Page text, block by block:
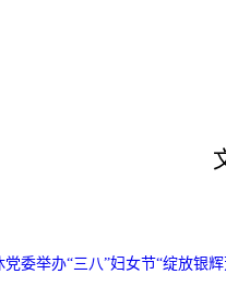
党委举办“三八”妇女节“绽放银